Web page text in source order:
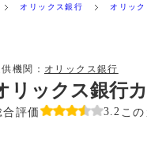
き、公平性を担保した情報提
オリックス銀行 オリッ
機関： オリックス銀行
リックス銀行
合評価 3.2 こ